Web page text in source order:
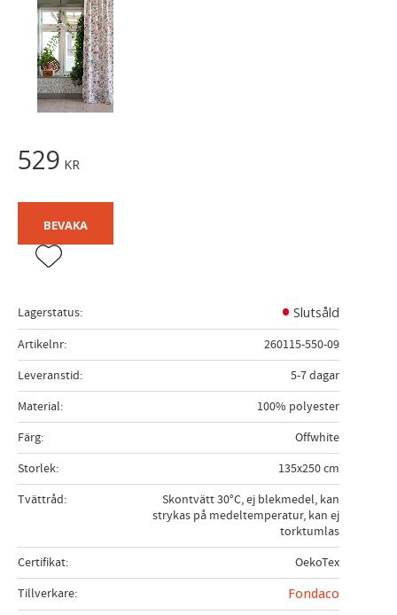
529 KR
Lägg till i favoriter
BEVAKA
Lagerstatus
Slutsåld
Artikelnr
260115-550-09
Leveranstid
5-7 dagar
Material
100% polyester
Färg
Offwhite
Storlek
135x250 cm
Tvättråd
Skontvätt 30°C, ej blekmedel, kan
strykas på medeltemperatur, kan ej
torktumlas
Certifikat
OekoTex
Tillverkare
Fondaco